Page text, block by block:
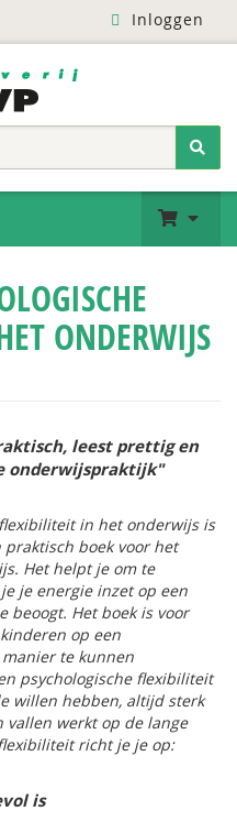
Inloggen
ONDERWIJS
leest prettig en
onderwijspraktijk"
in het onderwijsis
praktisch boek voor het
Het helpt je om te
je energie inzet op een
beoogt. Het boek is voor
op een
te kunnen
psychologische flexibiliteit
willen hebben, altijd sterk
werkt op de lange
richt je je op:
is